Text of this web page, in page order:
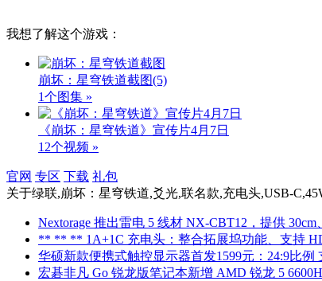
我想了解这个游戏：
崩坏：星穹铁道截图(5)
1个图集 »
《崩坏：星穹铁道》宣传片4月7日
12个视频 »
官网 专区 下载 礼包
关于绿联,崩坏：星穹铁道,爻光,联名款,充电头,USB-
Nextorage 推出雷电 5 线材 NX-CBT12，提供 30cm
** ** ** 1A+1C 充电头：整合拓展坞功能、支持
华硕新款便携式触控显示器首发1599元：24:9比例
宏碁非凡 Go 锐龙版笔记本新增 AMD 锐龙 5